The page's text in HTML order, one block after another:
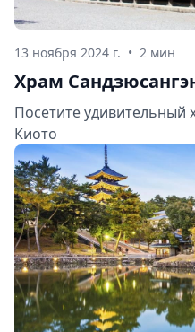
13 ноября 2024 г. • 2 мин
Храм
Посетите удивительный
Киото